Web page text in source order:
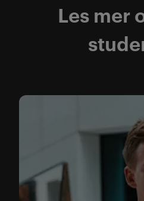
Les mer